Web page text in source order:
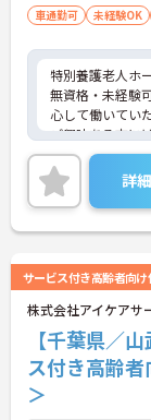
車通勤可 未経験OK
特別養護老人ホ
無資格・未経験
心して働いてい
ご興味ある方に
詳細をお話しい
い。
詳
サービス付き高齢者向け
株式会社アイケアサ
【千葉県／
ス付き高齢
＞